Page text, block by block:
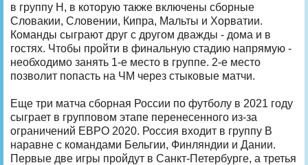
в группу H, в которую также включены сборные
Словакии, Словении, Кипра, Мальты и Хорватии.
Команды сыграют друг с другом дважды - дома и в
гостях. Чтобы пройти в финальную стадию напрямую -
необходимо занять 1-е место в группе. 2-е место
позволит попасть на ЧМ через стыковые матчи.
Еще три матча сборная России по футболу в 2021 году
сыграет в групповом этапе перенесенного из-за
ограничений ЕВРО 2020. Россия входит в группу B
наравне с командами Бельгии, Финляндии и Дании.
Первые две игры пройдут в Санкт-Петербурге, а третья